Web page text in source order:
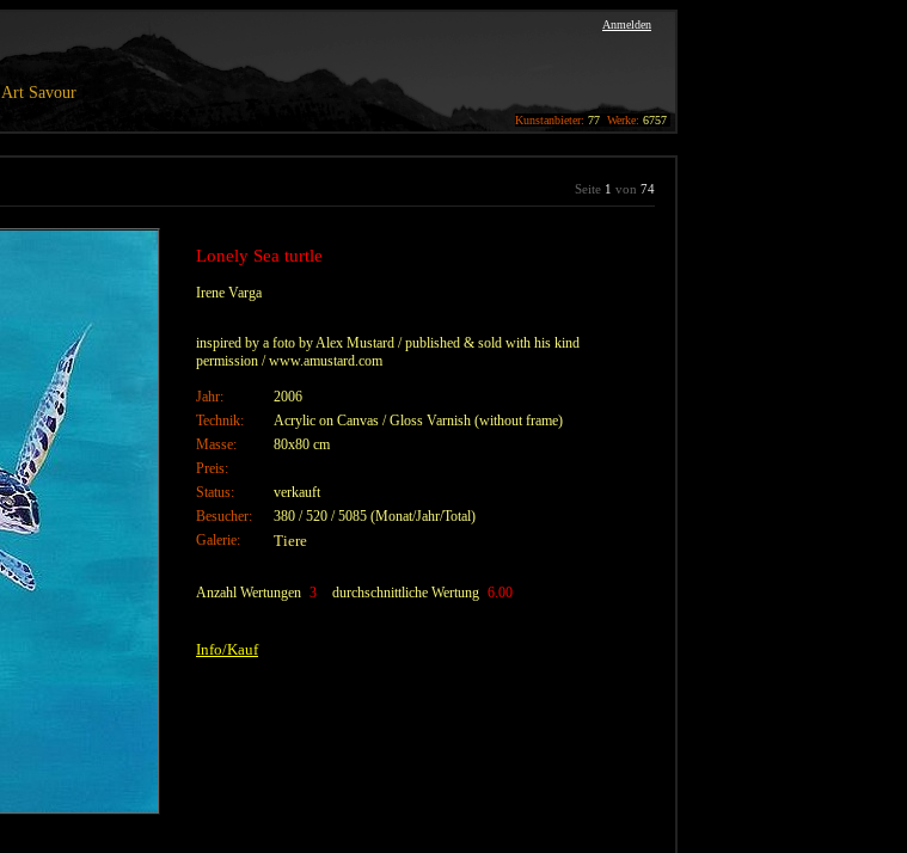
Art Savour
Anmelden
Kunstanbieter: 77 Werke: 6757
Seite 1 von 74
Lonely Sea turtle
Irene Varga
inspired by a foto by Alex Mustard / published & sold with his kind
permission / www.amustard.com
Jahr:
2006
Technik:
Acrylic on Canvas / Gloss Varnish (without frame)
Masse:
80x80 cm
Preis:
Status:
verkauft
Besucher:
380 / 520 / 5085 (Monat/Jahr/Total)
Galerie:
Tiere
Anzahl Wertungen 3 durchschnittliche Wertung 6.00
Info/Kauf